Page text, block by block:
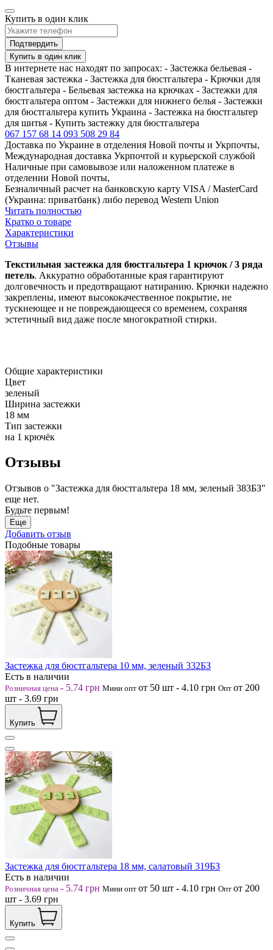
Купить в один клик
Подтвердить
Купить в один клик
В интернете нас находят по запросах: - Застежка бельевая -
Тканевая застежка - Застежка для бюстгальтера - Крючки для
бюстгальтера - Бельевая застежка на крючках - Застежки для
бюстгальтера оптом - Застежки для нижнего белья - Застежки
для бюстгальтера купить Украина - Застежка на бюстгальтер
для шитья - Купить застежку для бюстгальтера
067 157 68 14 093 508 29 84
Доставка по Украине в отделения Новой почты и Укрпочты,
Международная доставка Укрпочтой и курьерской службой
Наличные при самовывозе или наложенном платеже в
отделении Новой почты,
Безналичный расчет на банковскую карту VISA / MasterCard
(Украина: приватбанк) либо перевод Western Union
Читать полностью
Кратко о товаре
Характеристики
Отзывы
Текстильная застежка для бюстгальтера 1 крючок / 3 ряда
петель. Аккуратно обработанные края гарантируют
долговечность и предотвращают натиранию. Крючки надежно
закреплены, имеют высококачественное покрытие, не
тускнеющее и не повреждающееся со временем, сохраняя
эстетичный вид даже после многократной стирки.
Общие характеристики
Цвет
зеленый
Ширина застежки
18 мм
Тип застежки
на 1 крючёк
Отзывы
Отзывов о "Застежка для бюстгальтера 18 мм, зеленый 383БЗ"
еще нет.
Будьте первым!
Еще
Добавить отзыв
Подобные товары
Застежка для бюстгальтера 10 мм, зеленый 332БЗ
Есть в наличии
Розничная цена - 5.74 грн Мини опт от 50 шт - 4.10 грн Опт от 200
шт - 3.69 грн
Купить
Застежка для бюстгальтера 18 мм, салатовый 319БЗ
Есть в наличии
Розничная цена - 5.74 грн Мини опт от 50 шт - 4.10 грн Опт от 200
шт - 3.69 грн
Купить